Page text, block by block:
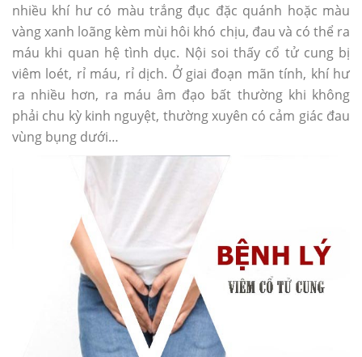
nhiều khí hư có màu trắng đục đặc quánh hoặc màu
vàng xanh loãng kèm mùi hôi khó chịu, đau và có thể ra
máu khi quan hệ tình dục. Nội soi thấy cổ tử cung bị
viêm loét, rỉ máu, rỉ dịch. Ở giai đoạn mãn tính, khí hư
ra nhiều hơn, ra máu âm đạo bất thường khi không
phải chu kỳ kinh nguyệt, thường xuyên có cảm giác đau
vùng bụng dưới…